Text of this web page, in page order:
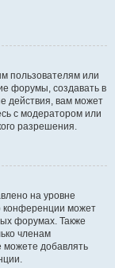
пользователям или
форумы, создавать в
действия, вам может
с модератором или
разрешения.
на уровне
конференции может
форумах. Также
членам
можете добавлять